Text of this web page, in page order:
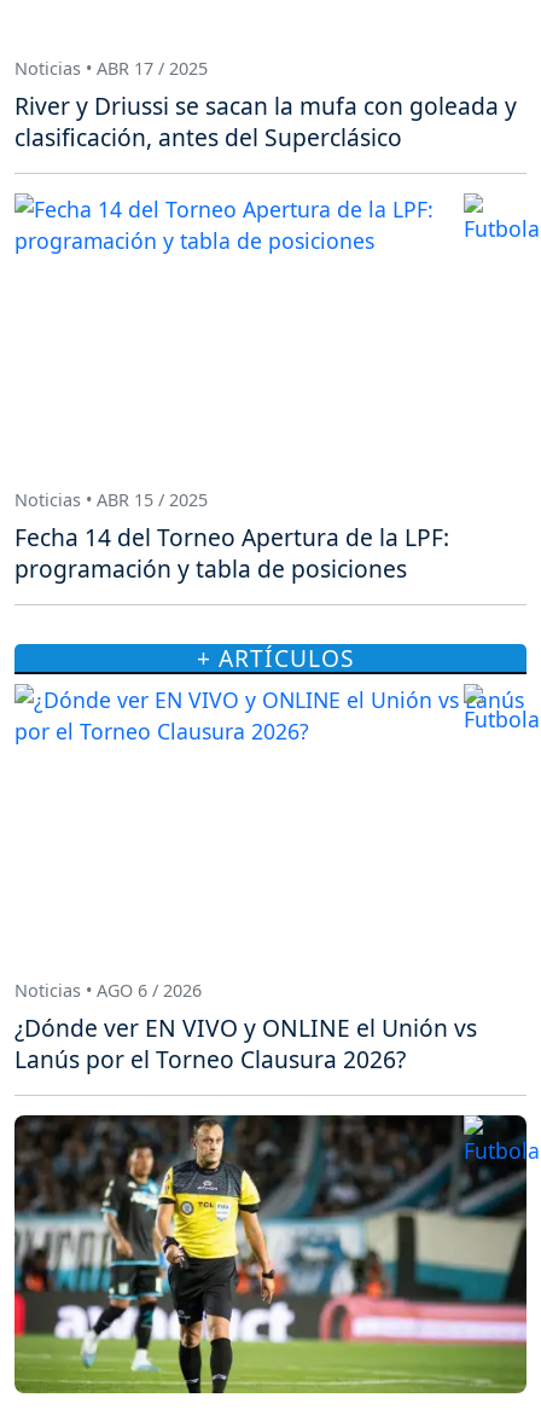
Noticias • ABR 17 / 2025
River y Driussi se sacan la mufa con goleada y
clasificación, antes del Superclásico
Noticias • ABR 15 / 2025
Fecha 14 del Torneo Apertura de la LPF:
programación y tabla de posiciones
+ ARTÍCULOS
Noticias • AGO 6 / 2026
¿Dónde ver EN VIVO y ONLINE el Unión vs
Lanús por el Torneo Clausura 2026?